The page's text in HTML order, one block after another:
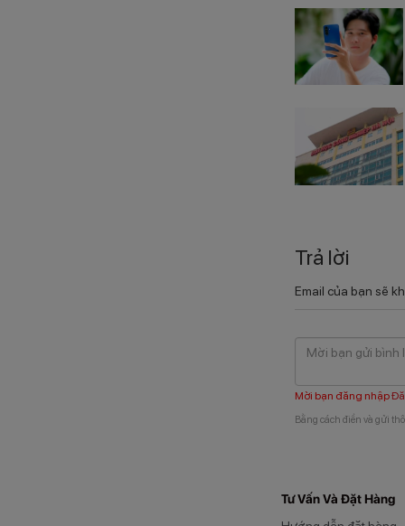
Trả lời
Email của bạn sẽ
Mời bạn đăng nhập
Bằng cách điền và gửi
Tư Vấn Và Đặt Hàng